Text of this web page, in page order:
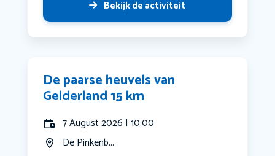
Bekijk de activiteit
De paarse heuvels van
Gelderland 15 km
7 August 2026 | 10:00
De Pinkenb...